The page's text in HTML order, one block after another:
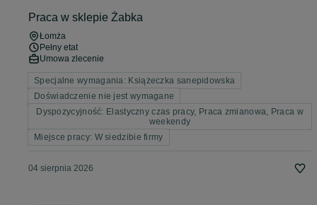
Praca w sklepie Żabka
Łomża
Pełny etat
Umowa zlecenie
Specjalne wymagania: Książeczka sanepidowska
Doświadczenie nie jest wymagane
Dyspozycyjność: Elastyczny czas pracy, Praca zmianowa, Praca w
weekendy
Miejsce pracy: W siedzibie firmy
04 sierpnia 2026